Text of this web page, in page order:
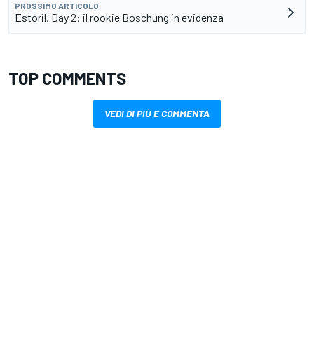
PROSSIMO ARTICOLO
Estoril, Day 2: il rookie Boschung in evidenza
TOP COMMENTS
VEDI DI PIÙ E COMMENTA